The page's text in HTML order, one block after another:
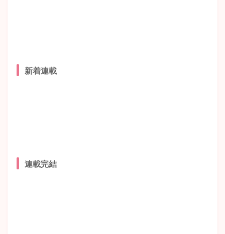
新着連載
連載完結